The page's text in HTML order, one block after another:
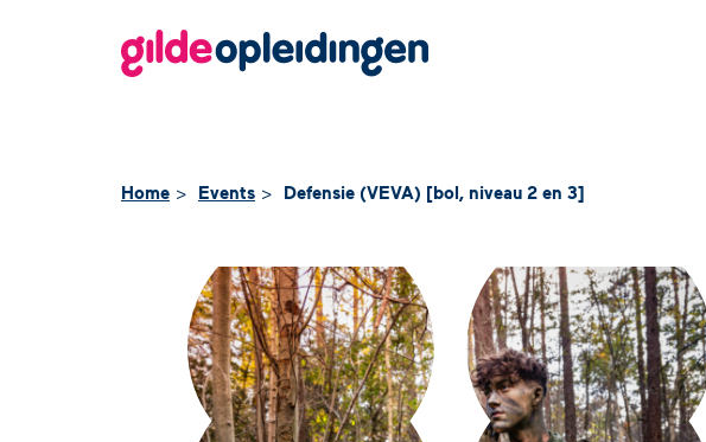
Home Events Defensie (VEVA) [bol, niveau 2 en 3]